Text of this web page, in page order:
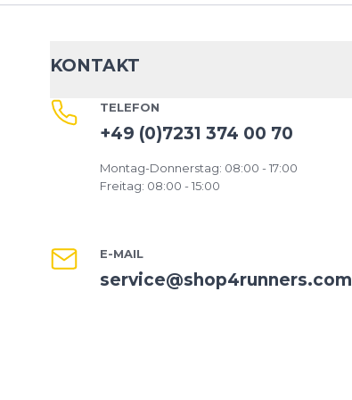
KONTAKT
TELEFON
+49 (0)7231 374 00 70
Montag-Donnerstag: 08:00 - 17:00
Freitag: 08:00 - 15:00
E-MAIL
service@shop4runners.com